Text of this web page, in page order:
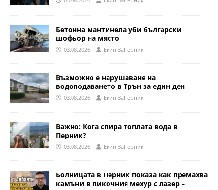
Бетонна мантинела уби български
шофьор на място
03.08.2026 Eкип ЗаПерник
Възможно е нарушаване на
водоподаването в Трън за един ден
03.08.2026 Eкип ЗаПерник
Важно: Кога спира топлата вода в
Перник?
03.08.2026 Eкип ЗаПерник
Болницата в Перник показа как премахва
камъни в пикочния мехур с лазер –